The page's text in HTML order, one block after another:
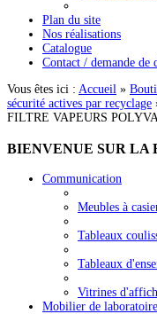
Plan du site
Nos réalisations
Catalogue
Contact / demande de
Vous êtes ici : Accueil »
sécurité actives par recyclage
FILTRE VAPEURS
BIENVENUE SUR LA
Communication
Meubles à
Tableaux
Tableaux
Vitrines
Mobilier de laboratoire